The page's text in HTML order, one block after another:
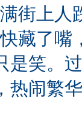
街上
藏了嘴
是笑。
热闹繁